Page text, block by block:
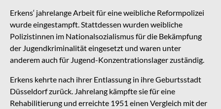
Erkens‘ jahrelange Arbeit für eine weibliche Reformpolizei
wurde eingestampft. Stattdessen wurden weibliche
Polizistinnen im Nationalsozialismus für die Bekämpfung
der Jugendkriminalität eingesetzt und waren unter
anderem auch für Jugend-Konzentrationslager zuständig.
Erkens kehrte nach ihrer Entlassung in ihre Geburtsstadt
Düsseldorf zurück. Jahrelang kämpfte sie für eine
Rehabilitierung und erreichte 1951 einen Vergleich mit der